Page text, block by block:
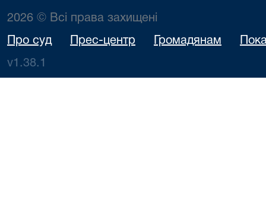
2026 © Всі права захищені
Про суд Прес-центр Громадянам
v1.38.1